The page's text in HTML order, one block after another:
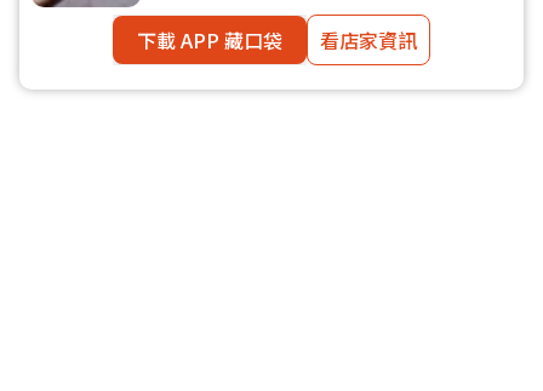
下載 APP 藏口袋
看店家資訊